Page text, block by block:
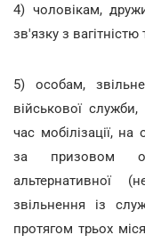
4) чоловікам,
зв'язку з
5) особам,
військової
час мобілізації,
за призовом
альтернативної
звільнення із
протягом трьох